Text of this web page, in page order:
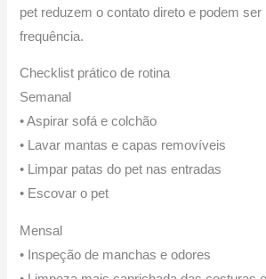
pet reduzem o contato direto e podem
frequência.
Checklist prático de rotina
Semanal
• Aspirar sofá e colchão
• Lavar mantas e capas removíveis
• Limpar patas do pet nas entradas
• Escovar o pet
Mensal
• Inspeção de manchas e odores